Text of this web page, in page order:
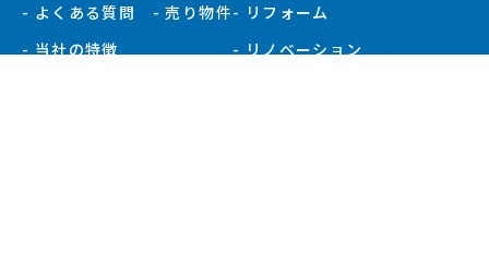
- よくある質問
- 当社の特徴
- 売り物件- リフォーム
- リノベーション